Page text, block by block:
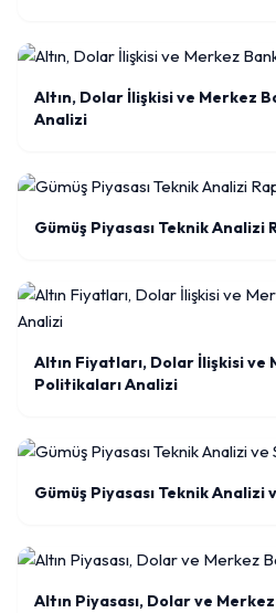
Altın, Dolar İlişkisi ve Merkez
Analizi
Gümüş Piyasası Teknik Analizi
Altın Fiyatları, Dolar İlişkisi ve
Politikaları Analizi
Gümüş Piyasası Teknik
Altın Piyasası, Dolar ve